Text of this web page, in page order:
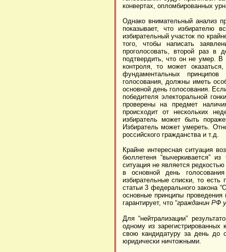
конвертах, опломбированных
Однако внимательный анализ
показывает, что избирателю
избирательный участок по
того, чтобы написать
проголосовать, второй раз в
подтвердить, что он не умер. В
контроля, то может
фундаментальных
голосования, должны иметь
основной день голосования.
победителя электоральной
проверены на предмет
происходит от нескольких
избиратель может быть
Избиратель может умереть.
российского гражданства и т.д.
Крайне интересная ситуация
бюллетеня “вычеркивается”
ситуация не является
в основной день
избирательные списки, то
статьи 3 федерального закона
основные принципы
гарантирует, что “гражданин РФ
Для “нейтрализации”
одному из
свою кандидатуру за день до
юридически ничтожными.